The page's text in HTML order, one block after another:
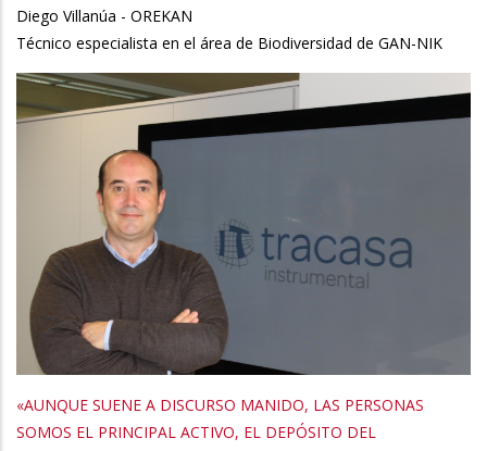
Diego Villanúa - OREKAN
Técnico especialista en el área de Biodiversidad de GAN-NIK
«AUNQUE SUENE A DISCURSO MANIDO, LAS PERSONAS
SOMOS EL PRINCIPAL ACTIVO, EL DEPÓSITO DEL